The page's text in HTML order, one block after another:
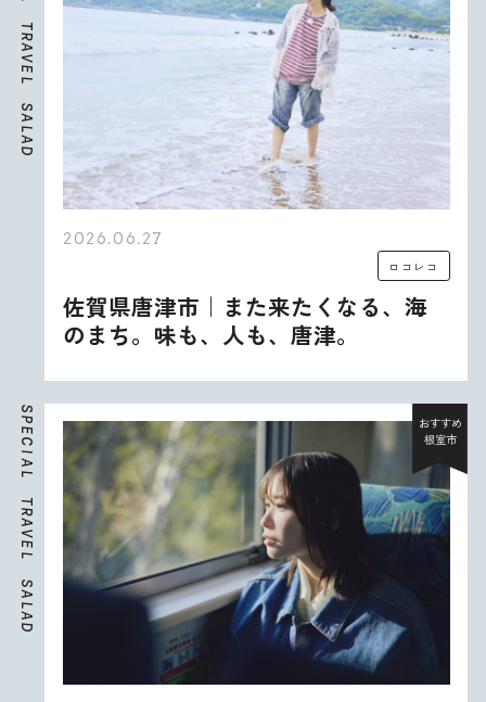
T
R
A
V
E
L
S
A
L
A
D
2026.06.27
ロコレコ
佐賀県唐津市｜また来たくなる、海
のまち。味も、人も、唐津。
S
P
E
C
I
A
L
T
R
A
V
E
L
S
A
L
A
D
おすすめ
根室市